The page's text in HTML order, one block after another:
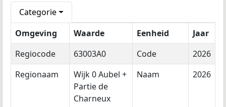
Categorie
Omgeving
Waarde Eenheid
Jaar
Regiocode
63003A0 Code
2026
Regionaam
Wijk 0 Aubel +
Partie de
Charneux
Naam 2026